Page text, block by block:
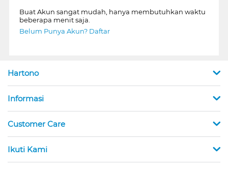
Buat Akun sangat mudah, hanya membutuhkan waktu
beberapa menit saja.
Belum Punya Akun? Daftar
Hartono
Informasi
Customer Care
Ikuti Kami